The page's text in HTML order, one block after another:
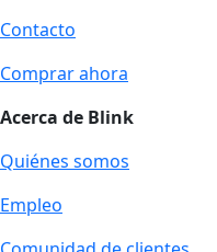
Contacto
Comprar ahora
Acerca de Blink
Quiénes somos
Empleo